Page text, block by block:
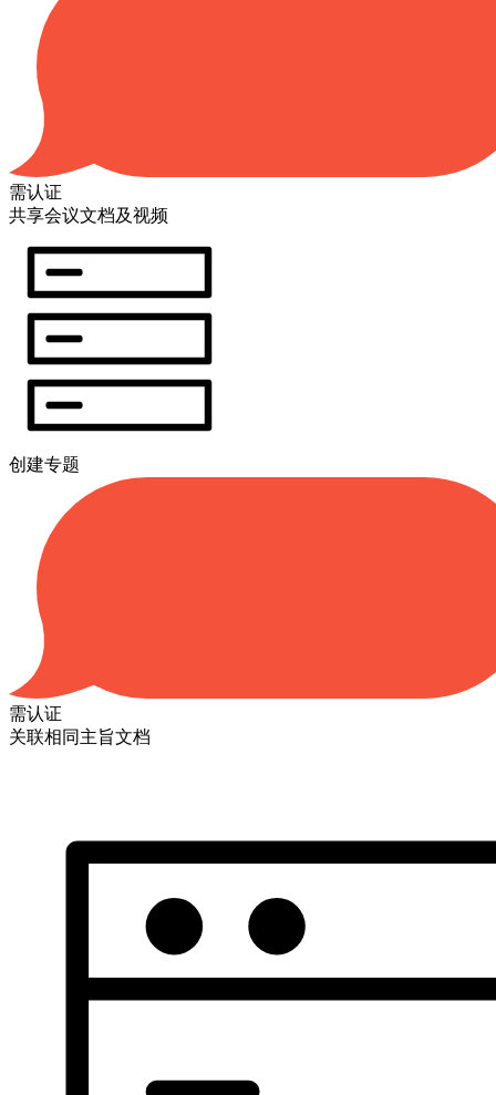
需认证
共享会议文档及视频
创建专题
需认证
关联相同主旨文档